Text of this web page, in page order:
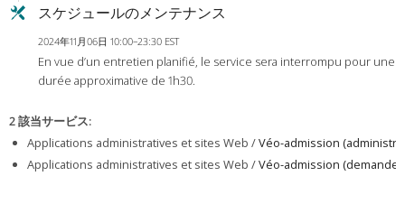
スケジュールのメンテナンス
2024年11月06日 10:00–23:30 EST
En vue d’un entretien planifié, le service sera interrompu pour une
durée approximative de 1h30.
2 該当サービス:
Applications administratives et sites Web /Véo-admission
Applications administratives et sites Web /Véo-admission (demande